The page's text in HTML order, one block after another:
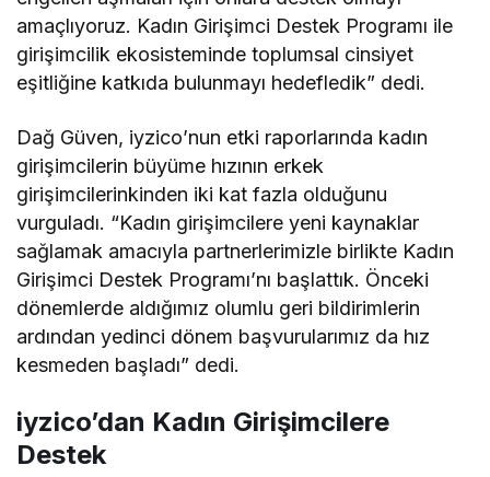
amaçlıyoruz. Kadın Girişimci Destek Programı ile
girişimcilik ekosisteminde toplumsal cinsiyet
eşitliğine katkıda bulunmayı hedefledik” dedi.
Dağ Güven, iyzico’nun etki raporlarında kadın
girişimcilerin büyüme hızının erkek
girişimcilerinkinden iki kat fazla olduğunu
vurguladı. “Kadın girişimcilere yeni kaynaklar
sağlamak amacıyla partnerlerimizle birlikte Kadın
Girişimci Destek Programı’nı başlattık. Önceki
dönemlerde aldığımız olumlu geri bildirimlerin
ardından yedinci dönem başvurularımız da hız
kesmeden başladı” dedi.
iyzico’dan Kadın Girişimcilere
Destek